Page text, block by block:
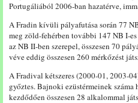
Portugáliából 2006-ban hazatérve,
A Fradin kívüli pályafutása során 77
meg zöld-fehérben további 147 NB I-
az NB II-ben szerepel, összesen 70
véve eddig összesen 260 mérkőzést
A Fradival kétszeres (2000-01, 2003-
győztes. Bajnoki ezüstérmeinek
kezdődően összesen 28 alkalommal